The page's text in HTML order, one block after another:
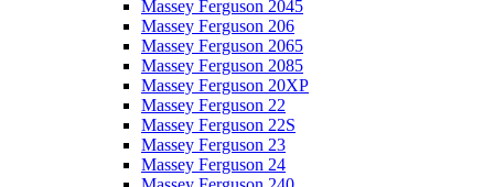
Massey Ferguson 2045
Massey Ferguson 206
Massey Ferguson 2065
Massey Ferguson 2085
Massey Ferguson 20XP
Massey Ferguson 22
Massey Ferguson 22S
Massey Ferguson 23
Massey Ferguson 24